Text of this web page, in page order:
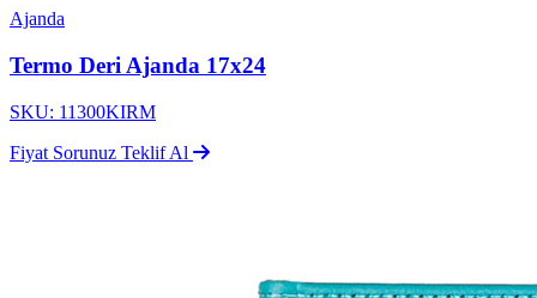
Ajanda
Termo Deri Ajanda 17x24
SKU: 11300KIRM
Fiyat Sorunuz Teklif Al